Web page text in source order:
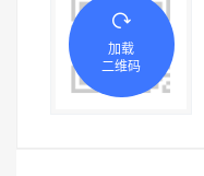
加载
二维码